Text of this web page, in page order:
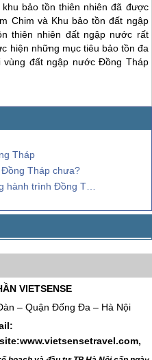
bảo tồn thiên nhiên đã được
Chim và Khu bảo tồn đất ngập
thiên nhiên đất ngập nước rất
hiện những mục tiêu bảo tồn đa
đất ngập nước Đồng Tháp
Tháp
Đồng Tháp chưa?
trình Đồng Tháp
VIETSENSE
– Quận Đống Đa – Hà Nội